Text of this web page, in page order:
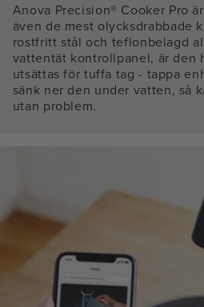
Anova Precision® Cooker Pro
även de mest olycksdrabbade
rostfritt stål och teflonbelagd
vattentät kontrollpanel, är den
utsättas för tuffa tag - tappa
sänk ner den under vatten, så
utan problem.